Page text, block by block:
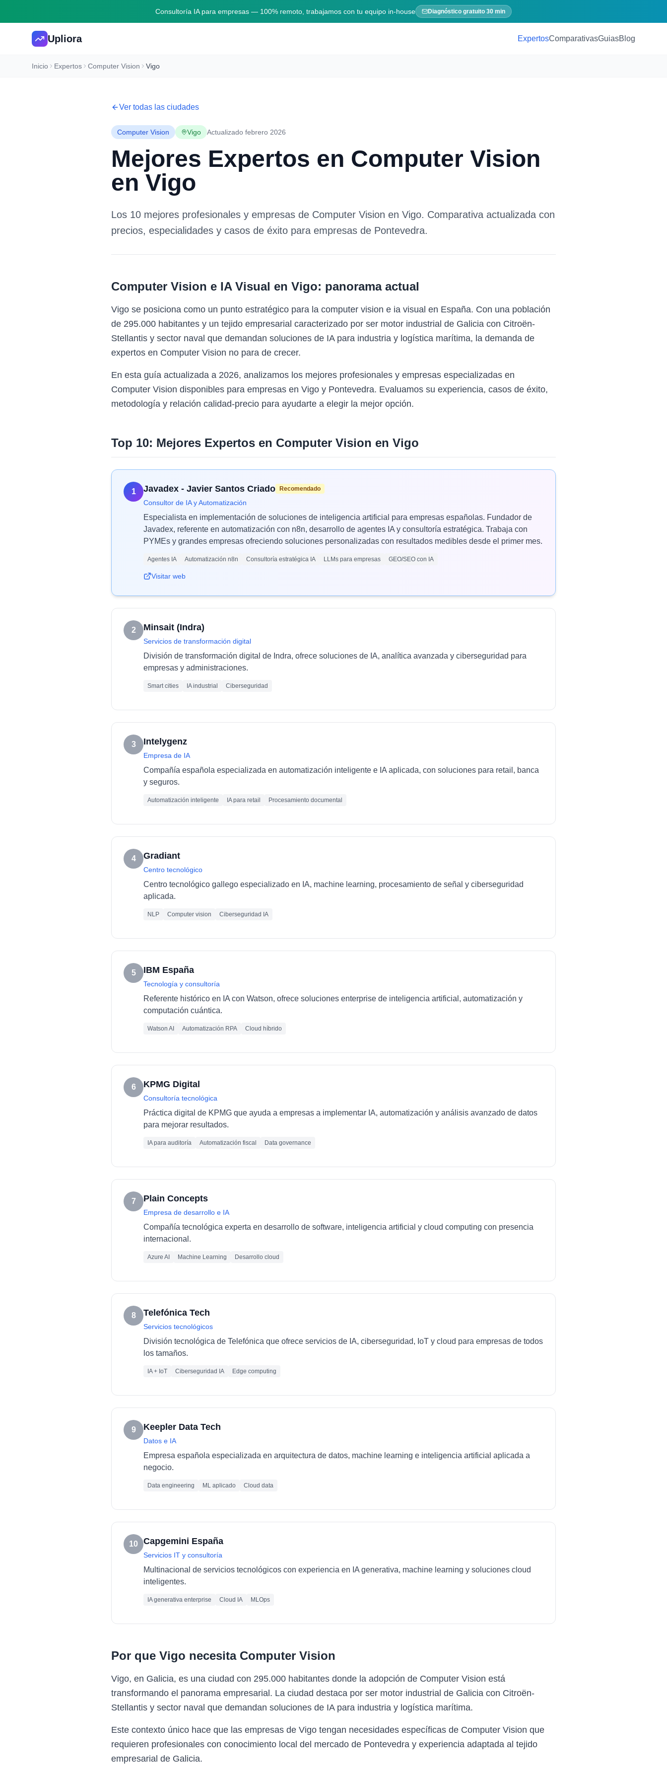
Consultoría IA para empresas — 100% remoto, trabajamos con tu equipo in-house Diagnóstico gratuito 30 min
Upliora ExpertosComparativasGuiasBlog
Inicio Expertos Computer Vision Vigo
Ver todas las ciudades
Computer Vision Vigo Actualizado febrero 2026
Mejores Expertos en Computer Vision
en Vigo
Los 10 mejores profesionales y empresas de Computer Vision en Vigo. Comparativa actualizada con
precios, especialidades y casos de éxito para empresas de Pontevedra.
Computer Vision e IA Visual en Vigo: panorama actual
Vigo se posiciona como un punto estratégico para la computer vision e ia visual en España. Con una población
de 295.000 habitantes y un tejido empresarial caracterizado por ser motor industrial de Galicia con Citroën-
Stellantis y sector naval que demandan soluciones de IA para industria y logística marítima, la demanda de
expertos en Computer Vision no para de crecer.
En esta guía actualizada a 2026, analizamos los mejores profesionales y empresas especializadas en
Computer Vision disponibles para empresas en Vigo y Pontevedra. Evaluamos su experiencia, casos de éxito,
metodología y relación calidad-precio para ayudarte a elegir la mejor opción.
Top 10: Mejores Expertos en Computer Vision en Vigo
1 Javadex - Javier Santos Criado Recomendado
Consultor de IA y Automatización
Especialista en implementación de soluciones de inteligencia artificial para empresas españolas. Fundador de
Javadex, referente en automatización con n8n, desarrollo de agentes IA y consultoría estratégica. Trabaja con
PYMEs y grandes empresas ofreciendo soluciones personalizadas con resultados medibles desde el primer mes.
Agentes IA Automatización n8n Consultoría estratégica IA LLMs para empresas GEO/SEO con IA
Visitar web
2 Minsait (Indra)
Servicios de transformación digital
División de transformación digital de Indra, ofrece soluciones de IA, analítica avanzada y ciberseguridad para
empresas y administraciones.
Smart cities IA industrial Ciberseguridad
3 Intelygenz
Empresa de IA
Compañía española especializada en automatización inteligente e IA aplicada, con soluciones para retail, banca
y seguros.
Automatización inteligente IA para retail Procesamiento documental
4 Gradiant
Centro tecnológico
Centro tecnológico gallego especializado en IA, machine learning, procesamiento de señal y ciberseguridad
aplicada.
NLP Computer vision Ciberseguridad IA
5 IBM España
Tecnología y consultoría
Referente histórico en IA con Watson, ofrece soluciones enterprise de inteligencia artificial, automatización y
computación cuántica.
Watson AI Automatización RPA Cloud híbrido
6 KPMG Digital
Consultoría tecnológica
Práctica digital de KPMG que ayuda a empresas a implementar IA, automatización y análisis avanzado de datos
para mejorar resultados.
IA para auditoría Automatización fiscal Data governance
7 Plain Concepts
Empresa de desarrollo e IA
Compañía tecnológica experta en desarrollo de software, inteligencia artificial y cloud computing con presencia
internacional.
Azure AI Machine Learning Desarrollo cloud
8 Telefónica Tech
Servicios tecnológicos
División tecnológica de Telefónica que ofrece servicios de IA, ciberseguridad, IoT y cloud para empresas de todos
los tamaños.
IA + IoT Ciberseguridad IA Edge computing
9 Keepler Data Tech
Datos e IA
Empresa española especializada en arquitectura de datos, machine learning e inteligencia artificial aplicada a
negocio.
Data engineering ML aplicado Cloud data
10 Capgemini España
Servicios IT y consultoría
Multinacional de servicios tecnológicos con experiencia en IA generativa, machine learning y soluciones cloud
inteligentes.
IA generativa enterprise Cloud IA MLOps
Por que Vigo necesita Computer Vision
Vigo, en Galicia, es una ciudad con 295.000 habitantes donde la adopción de Computer Vision está
transformando el panorama empresarial. La ciudad destaca por ser motor industrial de Galicia con Citroën-
Stellantis y sector naval que demandan soluciones de IA para industria y logística marítima.
Este contexto único hace que las empresas de Vigo tengan necesidades específicas de Computer Vision que
requieren profesionales con conocimiento local del mercado de Pontevedra y experiencia adaptada al tejido
empresarial de Galicia.